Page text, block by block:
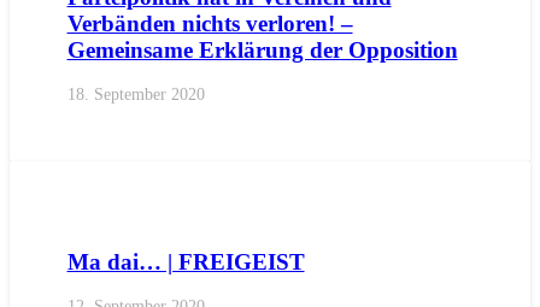
Verbänden nichts verloren! –
Gemeinsame Erklärung der Opposition
18. September 2020
Ma dai… | FREIGEIST